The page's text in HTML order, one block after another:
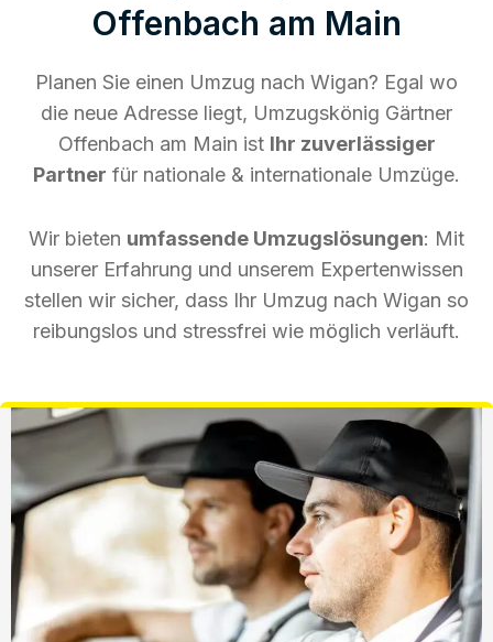
Offenbach am Main
Planen Sie einen Umzug nach Wigan? Egal wo
die neue Adresse liegt, Umzugskönig Gärtner
Offenbach am Main ist Ihr zuverlässiger
Partner für nationale & internationale Umzüge.
Wir bieten umfassende Umzugslösungen: Mit
unserer Erfahrung und unserem Expertenwissen
stellen wir sicher, dass Ihr Umzug nach Wigan so
reibungslos und stressfrei wie möglich verläuft.